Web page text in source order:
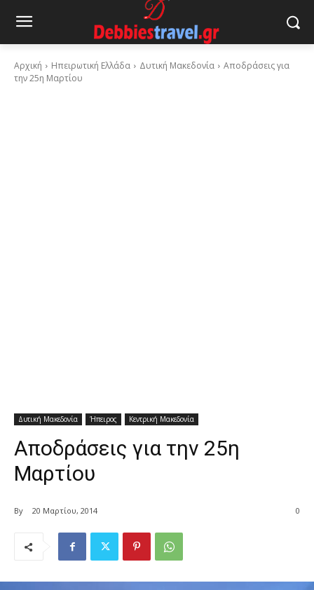
Αρχική Ηπειρωτική Ελλάδα Δυτική Μακεδονία
Αποδράσεις για
την 25η Μαρτίου
Δυτική Μακεδονία Ήπειρος Κεντρική Μακεδονία
Αποδράσεις για την 25η
Μαρτίου
By 20 Μαρτίου, 2014 0